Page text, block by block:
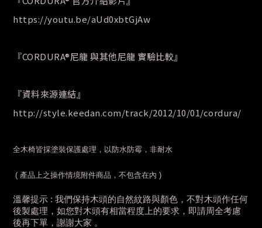
https://youtu.be/aUd0xbtGjAw
『CORDURA®尼龍 與其他尼龍 實驗比較』
『資料來源連結』
http://style.keedan.com/track/2012/10/01/cordura/
全木椅皆採塗裝保護處理，以防水防霉，非耐水
( 產品上之操作情境附件商品，不包含在內 )
溫馨提示 : 我們保持木頭的自然紋路與顏色，不對木頭作任何
後製處理 ，如您對木頭有相當程度上的要求，即請周全考慮
後再下單 ，謝謝大家 。